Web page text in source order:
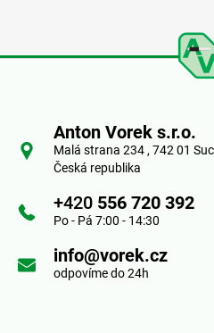
Anton Vorek s.r.o.
Malá strana 234 , 742 01
Česká republika
+420 556 720 392
Po - Pá 7:00 - 14:30
info@vorek.cz
odpovíme do 24h